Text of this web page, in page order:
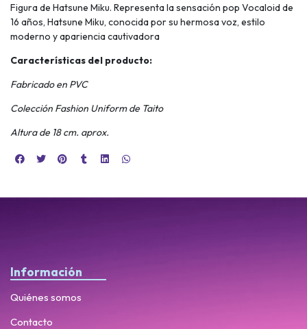
Figura de Hatsune Miku. Representa la sensación pop Vocaloid de
16 años, Hatsune Miku, conocida por su hermosa voz, estilo
moderno y apariencia cautivadora
Características del producto:
Fabricado en PVC
Colección Fashion Uniform de Taito
Altura de 18 cm. aprox.
Información
Quiénes somos
Contacto